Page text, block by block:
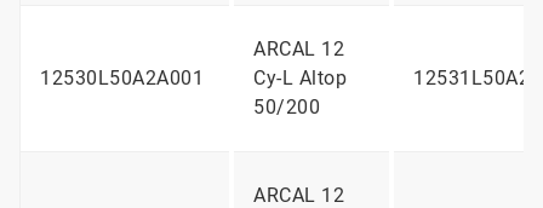
12530L50A2A001
ARCAL 12
Cy-L Altop
50/200
ARCAL 12